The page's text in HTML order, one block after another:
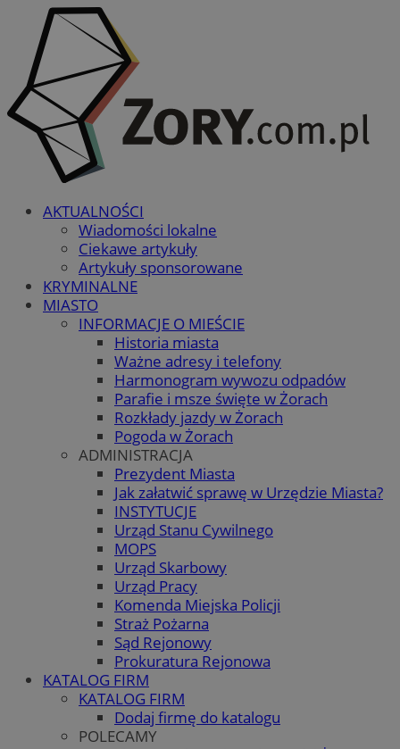
AKTUALNOŚCI
Wiadomości lokalne
Ciekawe artykuły
Artykuły sponsorowane
KRYMINALNE
MIASTO
INFORMACJE O MIEŚCIE
Historia miasta
Ważne adresy i telefony
Harmonogram wywozu odpadów
Parafie i msze święte w Żorach
Rozkłady jazdy w Żorach
Pogoda w Żorach
ADMINISTRACJA
Prezydent Miasta
Jak załatwić sprawę w Urzędzie Miasta?
INSTYTUCJE
Urząd Stanu Cywilnego
MOPS
Urząd Skarbowy
Urząd Pracy
Komenda Miejska Policji
Straż Pożarna
Sąd Rejonowy
Prokuratura Rejonowa
KATALOG FIRM
KATALOG FIRM
Dodaj firmę do katalogu
POLECAMY